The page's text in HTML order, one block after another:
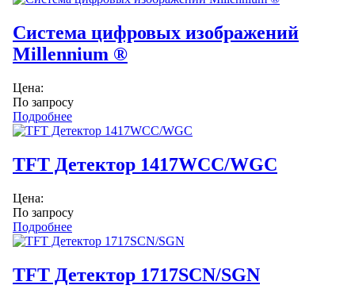
Система цифровых изображений
Millennium ®
Цена:
По запросу
Подробнее
TFT Детектор 1417WCC/WGC
Цена:
По запросу
Подробнее
TFT Детектор 1717SCN/SGN